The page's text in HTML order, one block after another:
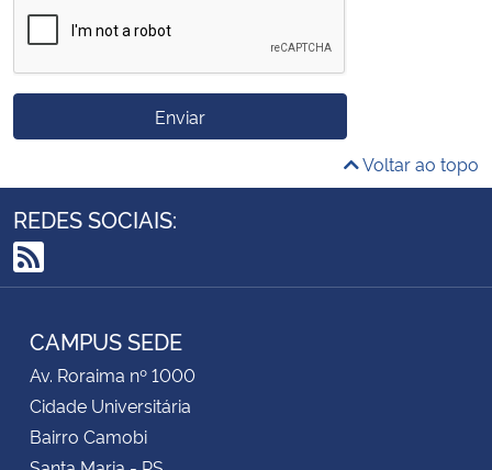
Enviar
Voltar ao topo
REDES SOCIAIS:
RSS
CAMPUS SEDE
Av. Roraima nº 1000
Cidade Universitária
Bairro Camobi